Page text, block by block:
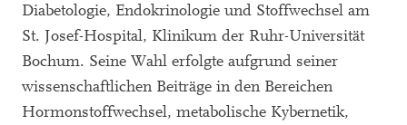
Diabetologie, Endokrinologie und Stoffwechsel am
St. Josef-Hospital, Klinikum der Ruhr-Universität
Bochum. Seine Wahl erfolgte aufgrund seiner
wissenschaftlichen Beiträge in den Bereichen
Hormonstoffwechsel, metabolische Kybernetik,